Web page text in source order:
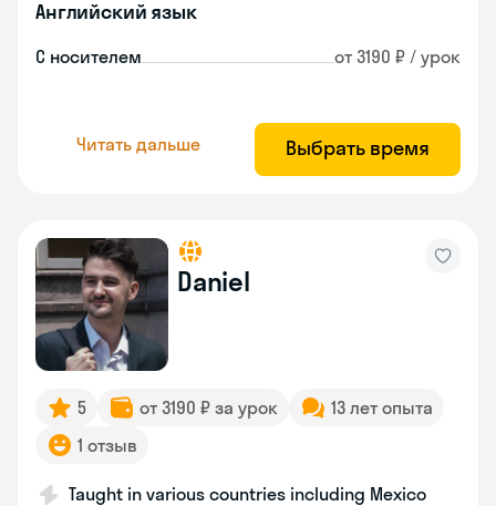
Английский язык
С носителем от 3190 ₽ / урок
Читать дальше Выбрать время
Daniel
5 от 3190 ₽ за урок
13 лет опыта
1 отзыв
Taught in various countries including Mexico